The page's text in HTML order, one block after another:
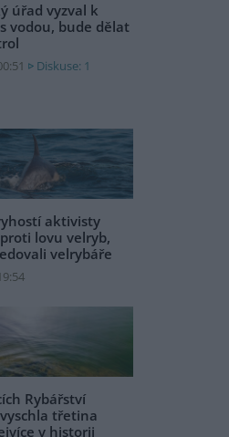
úřad vyzval k
vodou, bude dělat
Diskuse: 1
aktivisty
lovu velryb,
velrybáře
Rybářství
třetina
v historii